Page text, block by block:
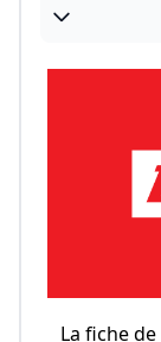
La fiche